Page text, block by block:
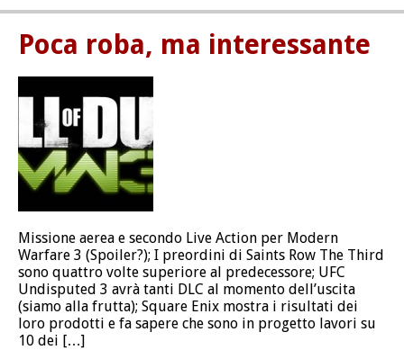
Poca roba, ma interessante
Missione aerea e secondo Live Action per Modern
Warfare 3 (Spoiler?); I preordini di Saints Row The Third
sono quattro volte superiore al predecessore; UFC
Undisputed 3 avrà tanti DLC al momento dell’uscita
(siamo alla frutta); Square Enix mostra i risultati dei
loro prodotti e fa sapere che sono in progetto lavori su
10 dei […]